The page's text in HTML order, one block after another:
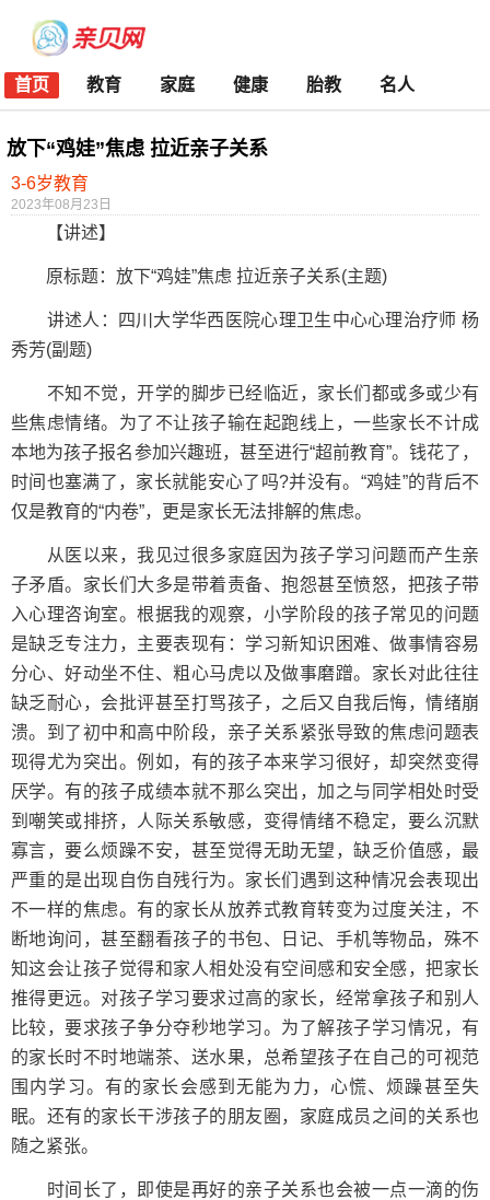
首页 教育 家庭 健康 胎教 名人
放下“鸡娃”焦虑 拉近亲子关系
3-6岁教育
2023年08月23日
【讲述】
原标题：放下“鸡娃”焦虑 拉近亲子关系(主题)
讲述人：四川大学华西医院心理卫生中心心理治疗师 杨
秀芳(副题)
不知不觉，开学的脚步已经临近，家长们都或多或少有
些焦虑情绪。为了不让孩子输在起跑线上，一些家长不计成
本地为孩子报名参加兴趣班，甚至进行“超前教育”。钱花了，
时间也塞满了，家长就能安心了吗?并没有。“鸡娃”的背后不
仅是教育的“内卷”，更是家长无法排解的焦虑。
从医以来，我见过很多家庭因为孩子学习问题而产生亲
子矛盾。家长们大多是带着责备、抱怨甚至愤怒，把孩子带
入心理咨询室。根据我的观察，小学阶段的孩子常见的问题
是缺乏专注力，主要表现有：学习新知识困难、做事情容易
分心、好动坐不住、粗心马虎以及做事磨蹭。家长对此往往
缺乏耐心，会批评甚至打骂孩子，之后又自我后悔，情绪崩
溃。到了初中和高中阶段，亲子关系紧张导致的焦虑问题表
现得尤为突出。例如，有的孩子本来学习很好，却突然变得
厌学。有的孩子成绩本就不那么突出，加之与同学相处时受
到嘲笑或排挤，人际关系敏感，变得情绪不稳定，要么沉默
寡言，要么烦躁不安，甚至觉得无助无望，缺乏价值感，最
严重的是出现自伤自残行为。家长们遇到这种情况会表现出
不一样的焦虑。有的家长从放养式教育转变为过度关注，不
断地询问，甚至翻看孩子的书包、日记、手机等物品，殊不
知这会让孩子觉得和家人相处没有空间感和安全感，把家长
推得更远。对孩子学习要求过高的家长，经常拿孩子和别人
比较，要求孩子争分夺秒地学习。为了解孩子学习情况，有
的家长时不时地端茶、送水果，总希望孩子在自己的可视范
围内学习。有的家长会感到无能为力，心慌、烦躁甚至失
眠。还有的家长干涉孩子的朋友圈，家庭成员之间的关系也
随之紧张。
时间长了，即使是再好的亲子关系也会被一点一滴的伤